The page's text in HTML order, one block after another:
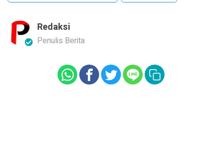
Redaksi
Penulis Berita